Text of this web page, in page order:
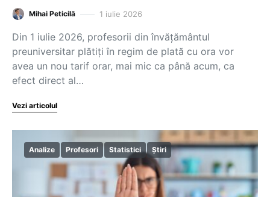
Mihai Peticilă 1 iulie 2026
Din 1 iulie 2026, profesorii din învățământul
preuniversitar plătiți în regim de plată cu ora vor
avea un nou tarif orar, mai mic ca până acum, ca
efect direct al…
Vezi articolul
Analize Profesori Statistici Știri